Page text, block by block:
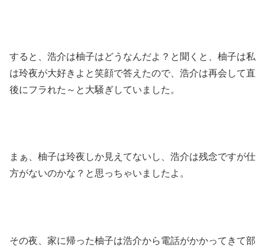
すると、浩介は柚子はどうなんだよ？と聞くと、柚子は私
は玲夜が大好きよと笑顔で答えたので、浩介は再会して直
後にフラれた～と大騒ぎしていました。
まぁ、柚子は玲夜しか見えてないし、浩介は残念ですが仕
方がないのかな？と思っちゃいましたよ。
その夜、家に帰った柚子は浩介から電話がかかってきて部